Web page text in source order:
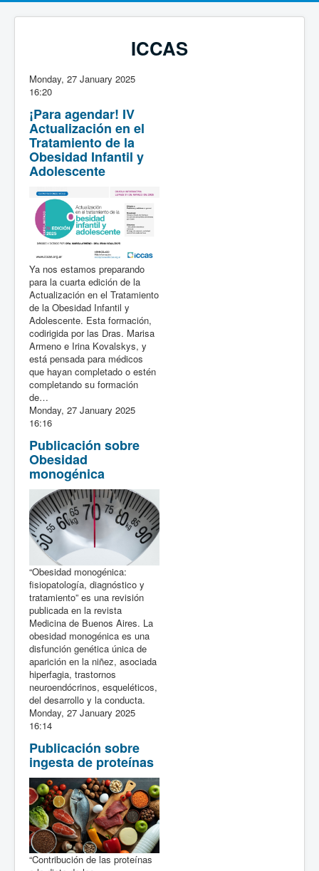
ICCAS
Monday, 27 January 2025
16:20
¡Para agendar! IV
Actualización en el
Tratamiento de la
Obesidad Infantil y
Adolescente
Ya nos estamos preparando
para la cuarta edición de la
Actualización en el Tratamiento
de la Obesidad Infantil y
Adolescente. Esta formación,
codirigida por las Dras. Marisa
Armeno e Irina Kovalskys, y
está pensada para médicos
que hayan completado o estén
completando su formación
de…
Monday, 27 January 2025
16:16
Publicación sobre
Obesidad
monogénica
“Obesidad monogénica:
fisiopatología, diagnóstico y
tratamiento” es una revisión
publicada en la revista
Medicina de Buenos Aires. La
obesidad monogénica es una
disfunción genética única de
aparición en la niñez, asociada
hiperfagia, trastornos
neuroendócrinos, esqueléticos,
del desarrollo y la conducta.
Monday, 27 January 2025
16:14
Publicación sobre
ingesta de proteínas
“Contribución de las proteínas